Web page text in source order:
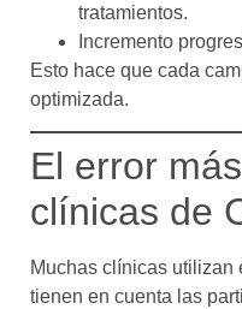
tratamientos.
Incremento
Esto hace que cada
optimizada.
El error
clínicas de
Muchas clínicas utilizan
tienen en cuenta las